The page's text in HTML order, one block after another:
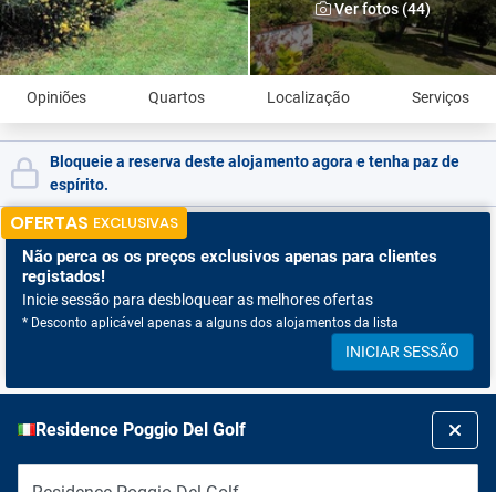
Ver fotos (44)
Opiniões Quartos Localização Serviços
Bloqueie a reserva deste alojamento agora e tenha paz de
espírito.
OFERTAS EXCLUSIVAS
Não perca os os preços exclusivos apenas para clientes
registados!
Inicie sessão para desbloquear as melhores ofertas
* Desconto aplicável apenas a alguns dos alojamentos da lista
INICIAR SESSÃO
Residence Poggio Del Golf